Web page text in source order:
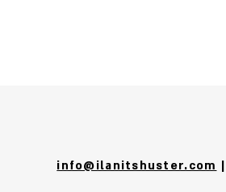
|
info@ilanitshuster.com